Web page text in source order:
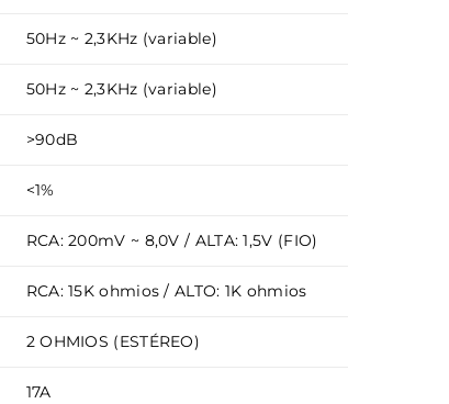
50Hz ~ 2,3KHz (variable)
50Hz ~ 2,3KHz (variable)
>90dB
<1%
RCA: 200mV ~ 8,0V / ALTA: 1,5V (FIO)
RCA: 15K ohmios / ALTO: 1K ohmios
2 OHMIOS (ESTÉREO)
17A